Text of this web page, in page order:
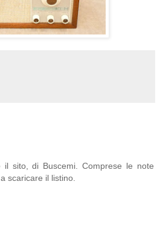
il sito, di Buscemi. Comprese le note
scaricare il listino.